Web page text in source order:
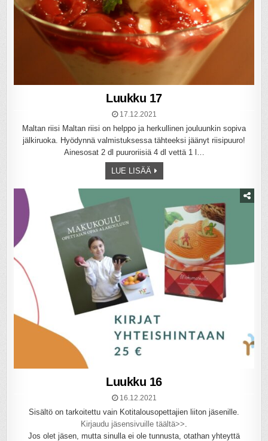
Luukku 17
17.12.2021
Maltan riisi Maltan riisi on helppo ja herkullinen jouluunkin sopiva
jälkiruoka. Hyödynnä valmistuksessa tähteeksi jäänyt riisipuuro!
Ainesosat 2 dl puuroriisiä 4 dl vettä 1 l…
LUE LISÄÄ
Luukku 16
16.12.2021
Sisältö on tarkoitettu vain Kotitalousopettajien liiton jäsenille.
Kirjaudu jäsensivuille täältä>>
Jos olet jäsen, mutta sinulla ei ole tunnusta, otathan yhteyttä